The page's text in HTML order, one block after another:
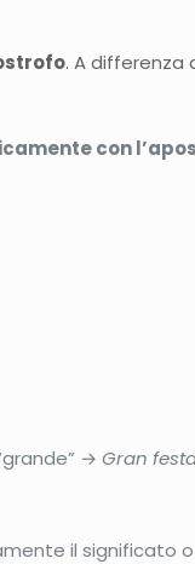
. A differenza
con
→Gran
il significato